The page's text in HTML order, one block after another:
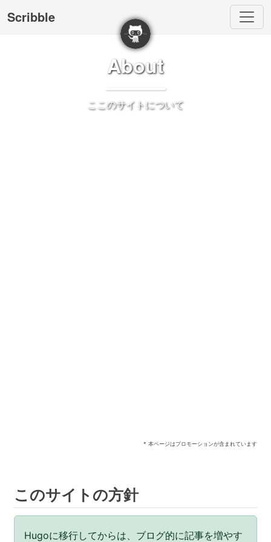
Scribble
About
ここのサイトについて
* 本ページはプロモーションが含まれています
このサイトの方針
Hugoに移行してからは、ブログ的に記事を増やす